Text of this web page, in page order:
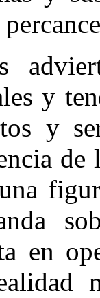
y
y
en